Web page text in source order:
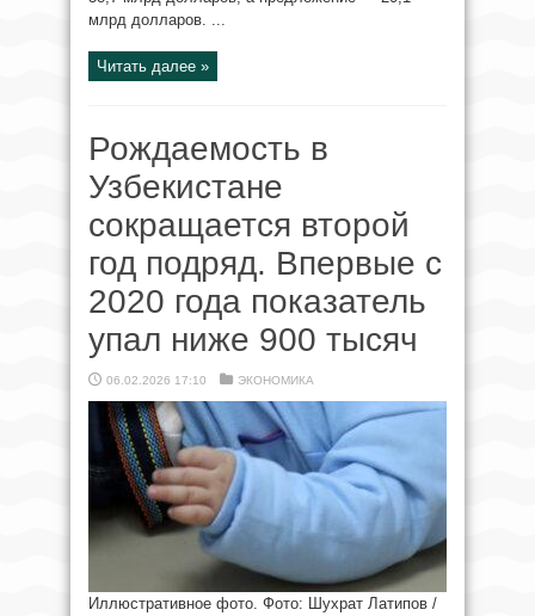
млрд долларов. ...
Читать далее »
Рождаемость в
Узбекистане
сокращается второй
год подряд. Впервые с
2020 года показатель
упал ниже 900 тысяч
06.02.2026 17:10 ЭКОНОМИКА
Иллюстративное фото. Фото: Шухрат Латипов /